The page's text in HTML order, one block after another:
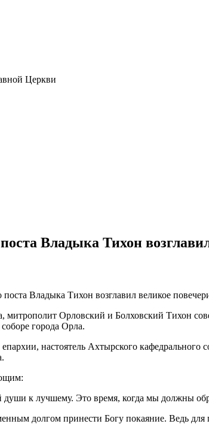
Церкви
Владыка Тихон
Орловский и Болховский Тихон
города Орла.
настоятель Ахтырского
к лучшему. Это время, когда мы должны
долгом принести Богу покаяние. Ведь